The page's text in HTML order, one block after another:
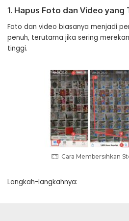
1. Hapus Foto dan Video
Foto dan video biasanya menjadi
penuh, terutama jika sering
tinggi.
Cara Membersihkan
Langkah-langkahnya: